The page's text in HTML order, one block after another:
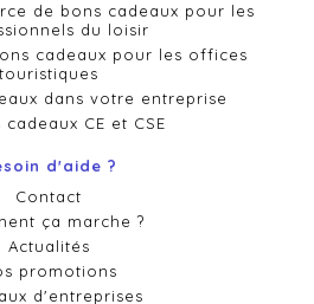
de bons cadeaux pour les
du loisir
cadeaux pour les offices
touristiques
dans votre entreprise
cadeaux CE et CSE
d'aide ?
Contact
ça marche ?
Actualités
promotions
d'entreprises